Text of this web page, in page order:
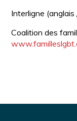
Interligne
Coalition des